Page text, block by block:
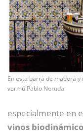
En esta barra de madera
vermú Pablo Neruda
especialmente en
vinos biodinámico